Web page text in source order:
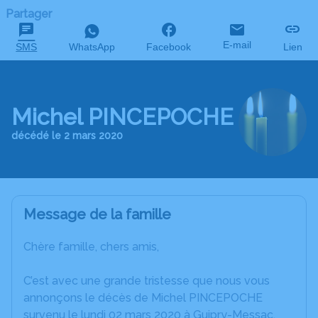
Partager
SMS WhatsApp Facebook E-mail Lien
Michel PINCEPOCHE
décédé le 2 mars 2020
Message de la famille
Chère famille, chers amis,
C’est avec une grande tristesse que nous vous
annonçons le décès de Michel PINCEPOCHE
survenu le lundi 02 mars 2020 à Guipry-Messac.